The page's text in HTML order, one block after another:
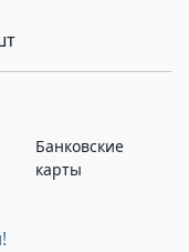
Банковские
карты